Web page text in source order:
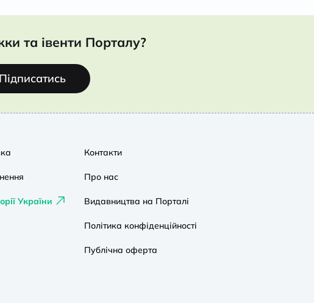
та івенти Порталу?
Підписатись
України
Контакти
Про нас
Видавництва на Порталі
Політика конфіденційності
Публічна оферта